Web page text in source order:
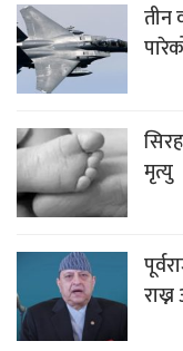
तीन
मृत्यु